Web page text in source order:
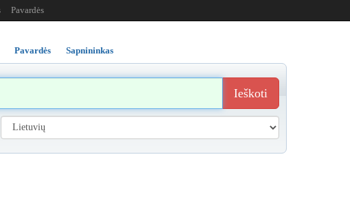
Pavardės
Pavardės Sapnininkas
Ieškoti